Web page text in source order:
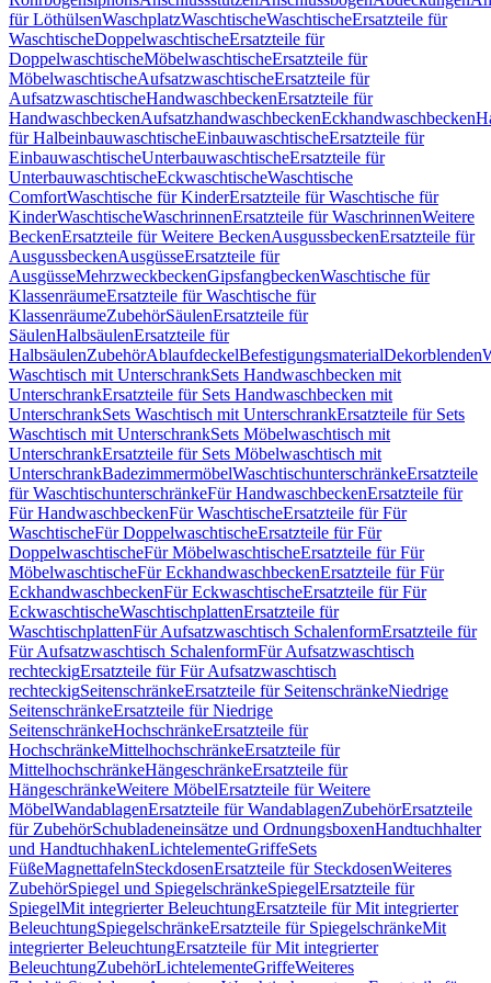
für LöthülsenWaschplatzWaschtischeWaschtischeErsatzteile für
WaschtischeDoppelwaschtischeErsatzteile für
DoppelwaschtischeMöbelwaschtischeErsatzteile für
MöbelwaschtischeAufsatzwaschtischeErsatzteile für
AufsatzwaschtischeHandwaschbeckenErsatzteile für
HandwaschbeckenAufsatzhandwaschbeckenEckhandwaschbecken
für HalbeinbauwaschtischeEinbauwaschtischeErsatzteile für
EinbauwaschtischeUnterbauwaschtischeErsatzteile für
UnterbauwaschtischeEckwaschtischeWaschtische
ComfortWaschtische für KinderErsatzteile für Waschtische für
KinderWaschtischeWaschrinnenErsatzteile für WaschrinnenWeitere
BeckenErsatzteile für Weitere BeckenAusgussbeckenErsatzteile für
AusgussbeckenAusgüsseErsatzteile für
AusgüsseMehrzweckbeckenGipsfangbeckenWaschtische für
KlassenräumeErsatzteile für Waschtische für
KlassenräumeZubehörSäulenErsatzteile für
SäulenHalbsäulenErsatzteile für
HalbsäulenZubehörAblaufdeckelBefestigungsmaterialDekorblenden
Waschtisch mit UnterschrankSets Handwaschbecken mit
UnterschrankErsatzteile für Sets Handwaschbecken mit
UnterschrankSets Waschtisch mit UnterschrankErsatzteile für Sets
Waschtisch mit UnterschrankSets Möbelwaschtisch mit
UnterschrankErsatzteile für Sets Möbelwaschtisch mit
UnterschrankBadezimmermöbelWaschtischunterschränkeErsatzteile
für WaschtischunterschränkeFür HandwaschbeckenErsatzteile für
Für HandwaschbeckenFür WaschtischeErsatzteile für Für
WaschtischeFür DoppelwaschtischeErsatzteile für Für
DoppelwaschtischeFür MöbelwaschtischeErsatzteile für Für
MöbelwaschtischeFür EckhandwaschbeckenErsatzteile für Für
EckhandwaschbeckenFür EckwaschtischeErsatzteile für Für
EckwaschtischeWaschtischplattenErsatzteile für
WaschtischplattenFür Aufsatzwaschtisch SchalenformErsatzteile für
Für Aufsatzwaschtisch SchalenformFür Aufsatzwaschtisch
rechteckigErsatzteile für Für Aufsatzwaschtisch
rechteckigSeitenschränkeErsatzteile für SeitenschränkeNiedrige
SeitenschränkeErsatzteile für Niedrige
SeitenschränkeHochschränkeErsatzteile für
HochschränkeMittelhochschränkeErsatzteile für
MittelhochschränkeHängeschränkeErsatzteile für
HängeschränkeWeitere MöbelErsatzteile für Weitere
MöbelWandablagenErsatzteile für WandablagenZubehörErsatzteile
für ZubehörSchubladeneinsätze und OrdnungsboxenHandtuchhalter
und HandtuchhakenLichtelementeGriffeSets
FüßeMagnettafelnSteckdosenErsatzteile für SteckdosenWeiteres
ZubehörSpiegel und SpiegelschränkeSpiegelErsatzteile für
SpiegelMit integrierter BeleuchtungErsatzteile für Mit integrierter
BeleuchtungSpiegelschränkeErsatzteile für SpiegelschränkeMit
integrierter BeleuchtungErsatzteile für Mit integrierter
BeleuchtungZubehörLichtelementeGriffeWeiteres